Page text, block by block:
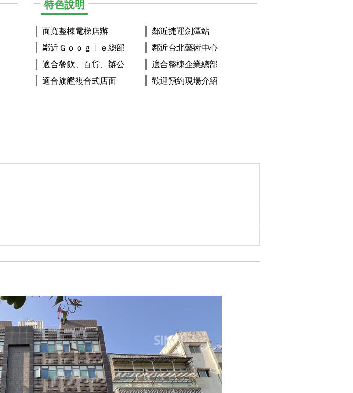
特色說明
面寬整棟電梯店辦
鄰近Ｇｏｏｇｌｅ總部
適合餐飲、百貨、辦公
適合旗艦複合式店面
鄰近捷運劍潭站
鄰近台北藝術中心
適合整棟企業總部
歡迎預約現場介紹